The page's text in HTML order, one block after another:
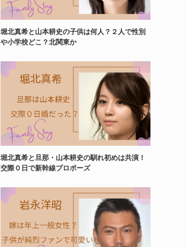
堀北真希と山本耕史の子供は何人？２人で性別
や小学校どこ？北関東か
堀北真希と旦那・山本耕史の馴れ初めは共演！
交際０日で新幹線プロポーズ